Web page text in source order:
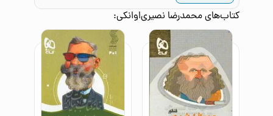
کتاب‌هایمحمدرضا نصیری‌اوانکی: